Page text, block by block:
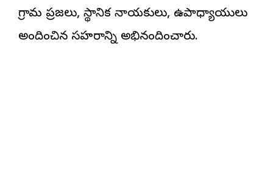
గ్రామ ప్రజలు, స్థానిక నాయకులు, ఉపాధ్యాయులు
అందించిన సహకారాన్ని అభినందించారు.